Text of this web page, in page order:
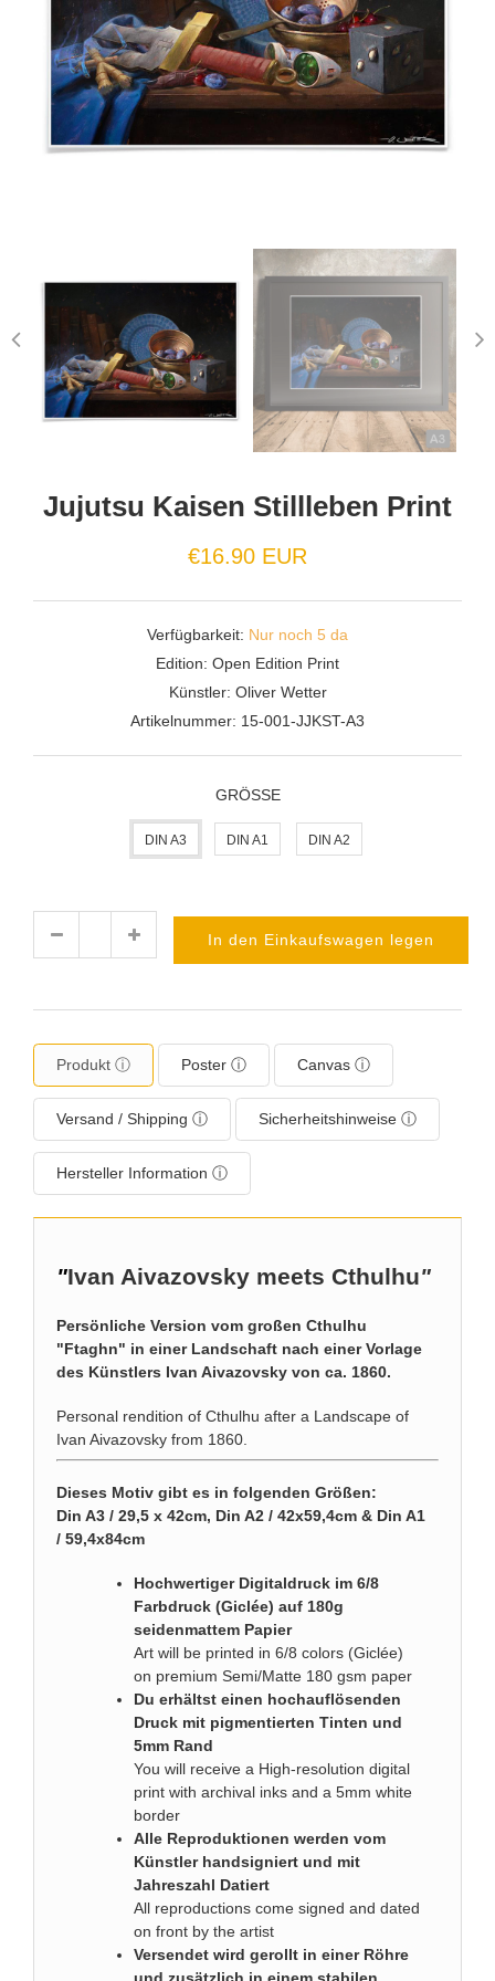
Jujutsu Kaisen Stillleben Print
€16.90 EUR
Verfügbarkeit: Nur noch 5 da
Edition: Open Edition Print
Künstler: Oliver Wetter
Artikelnummer: 15-001-JJKST-A3
GRÖSSE
DIN A3 DIN A1 DIN A2
In den Einkaufswagen legen
Produkt ⓘ Poster ⓘ Canvas ⓘ
Versand / Shipping ⓘ Sicherheitshinweise ⓘ
Hersteller Information ⓘ
"Ivan Aivazovsky meets Cthulhu"
Persönliche Version vom großen Cthulhu
"Ftaghn" in einer Landschaft nach einer Vorlage
des Künstlers Ivan Aivazovsky von ca. 1860.
Personal rendition of Cthulhu after a Landscape of
Ivan Aivazovsky from 1860.
Dieses Motiv gibt es in folgenden Größen:
Din A3 / 29,5 x 42cm, Din A2 / 42x59,4cm & Din A1
/ 59,4x84cm
Hochwertiger Digitaldruck im 6/8
Farbdruck (Giclée) auf 180g
seidenmattem Papier
Art will be printed in 6/8 colors (Giclée)
on premium Semi/Matte 180 gsm paper
Du erhältst einen hochauflösenden
Druck mit pigmentierten Tinten und
5mm Rand
You will receive a High-resolution digital
print with archival inks and a 5mm white
border
Alle Reproduktionen werden vom
Künstler handsigniert und mit
Jahreszahl Datiert
All reproductions come signed and dated
on front by the artist
Versendet wird gerollt in einer Röhre